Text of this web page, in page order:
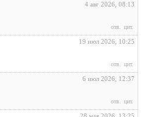
4 авг 2026, 08:13
отв. цит.
19 июл 2026, 10:25
отв. цит.
6 июл 2026, 12:37
отв. цит.